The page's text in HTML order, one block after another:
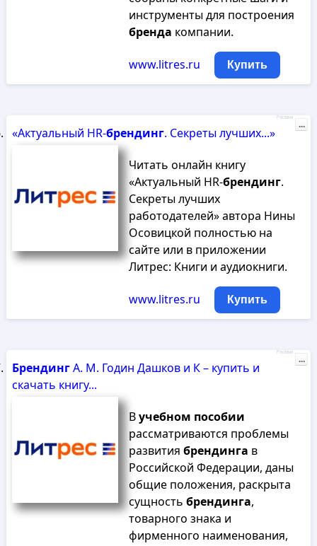
инструменты для построения
бренда компании.
www.litres.ru Купить
«Актуальный HR-брендинг. Секреты лучших...»
Читать онлайн книгу
«Актуальный HR-брендинг.
Секреты лучших
работодателей» автора Нины
Осовицкой полностью на
сайте или в приложении
Литрес: Книги и аудиокниги.
www.litres.ru Купить
Реклама
...
БрендингА. М. Годин Дашков и К – купить и
скачать книгу...
Вучебном пособии
рассматриваются проблемы
развития брендинга в
Российской Федерации, даны
общие положения, раскрыта
сущность брендинга,
товарного знака и
фирменного наименования,
Реклама
...